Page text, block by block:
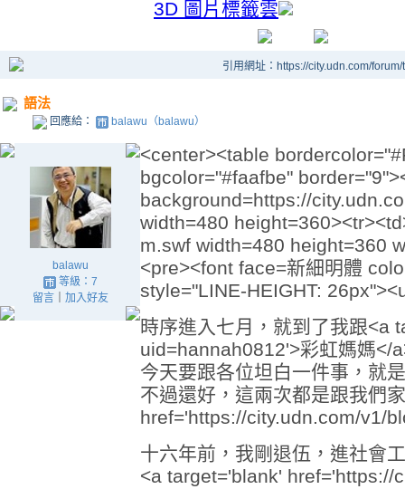
3D 圖片標籤雲
引用網址：https://city.udn.com/
語法
回應給： balawu（balawu）
balawu
等級：7
留言｜ 加入好友
<center><table
bgcolor="#faafbe"
background=https://
width=480
m.swf width=480 height=360
<pre><font face=新細明體
style="LINE-HEIGHT:
時序進入七月，就到了我跟
uid=hannah0812'>彩虹媽媽</
今天要跟各位坦白一件事，就
不過還好，這兩次都是跟我們
href='https://city.udn.com/v1/
十六年前，我剛退伍，進社會
<a target='blank' href='https://